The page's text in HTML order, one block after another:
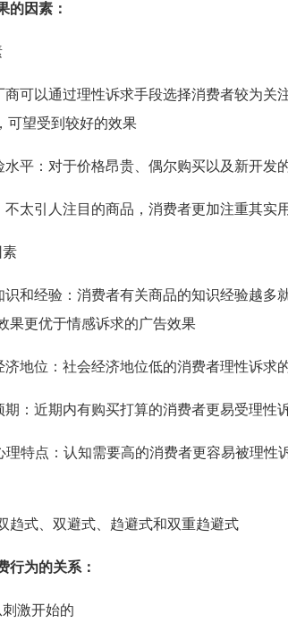
的因素：
以通过理性诉求手段选择消费者较为关
可望受到较好的效果
：对于价格昂贵、偶尔购买以及新开发
引人注目的商品，消费者更加注重其实
经验：消费者有关商品的知识经验越多
果更优于情感诉求的广告效果
位：社会经济地位低的消费者理性诉求
近期内有购买打算的消费者更易受理性
点：认知需要高的消费者更容易被理性
式、双避式、趋避式和双重趋避式
行为的关系：
激开始的